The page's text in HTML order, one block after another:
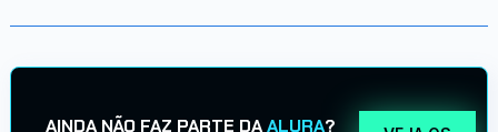
AINDA NÃO FAZ PARTE DAALURA?